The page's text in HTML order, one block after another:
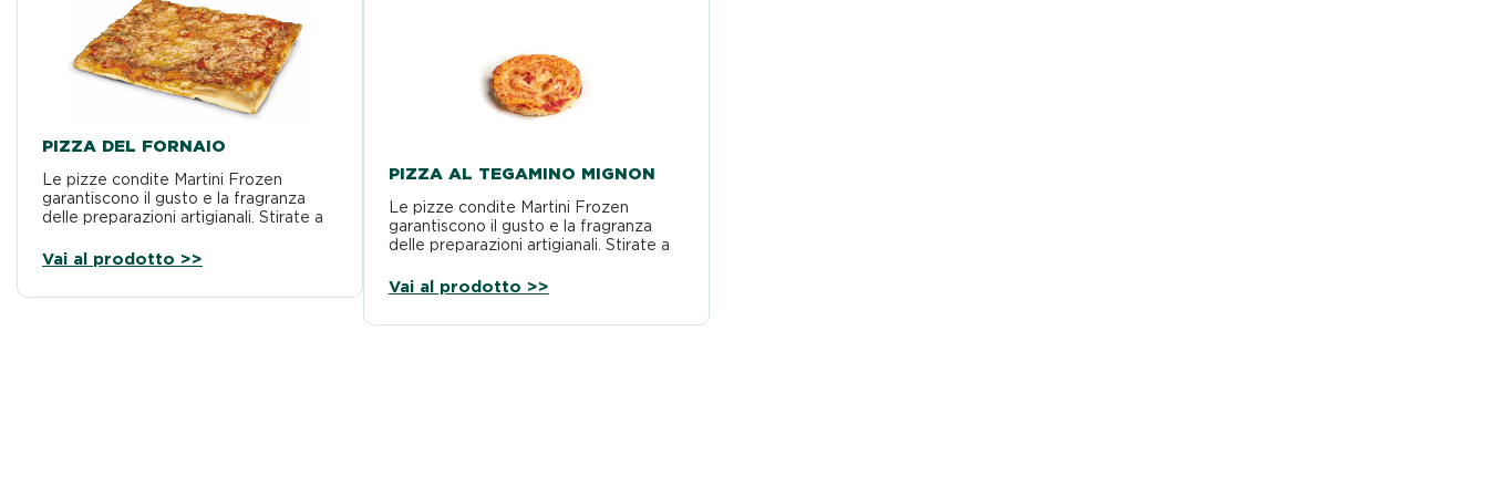
PIZZA DEL FORNAIO
Le pizze condite Martini Frozen
garantiscono il gusto e la fragranza
delle preparazioni artigianali. Stirate a
Vai al prodotto >>
PIZZA AL TEGAMINO MIGNON
Le pizze condite Martini Frozen
garantiscono il gusto e la fragranza
delle preparazioni artigianali. Stirate a
Vai al prodotto >>